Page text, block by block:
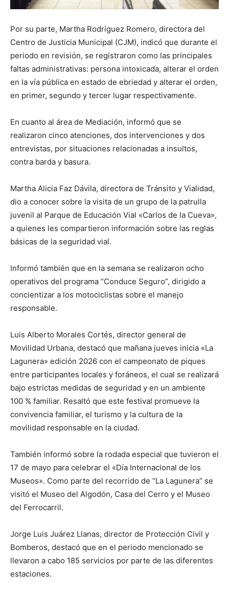
Por su parte, Martha Rodríguez Romero, directora del
Centro de Justicia Municipal (CJM), indicó que durante el
periodo en revisión, se registraron como las principales
faltas administrativas: persona intoxicada, alterar el orden
en la vía pública en estado de ebriedad y alterar el orden,
en primer, segundo y tercer lugar respectivamente.
En cuanto al área de Mediación, informó que se
realizaron cinco atenciones, dos intervenciones y dos
entrevistas, por situaciones relacionadas a insultos,
contra barda y basura.
Martha Alicia Faz Dávila, directora de Tránsito y Vialidad,
dio a conocer sobre la visita de un grupo de la patrulla
juvenil al Parque de Educación Vial «Carlos de la Cueva»,
a quienes les compartieron información sobre las reglas
básicas de la seguridad vial.
Informó también que en la semana se realizaron ocho
operativos del programa “Conduce Seguro”, dirigido a
concientizar a los motociclistas sobre el manejo
responsable.
Luis Alberto Morales Cortés, director general de
Movilidad Urbana, destacó que mañana jueves inicia «La
Lagunera» edición 2026 con el campeonato de piques
entre participantes locales y foráneos, el cual se realizará
bajo estrictas medidas de seguridad y en un ambiente
100 % familiar. Resaltó que este festival promueve la
convivencia familiar, el turismo y la cultura de la
movilidad responsable en la ciudad.
También informó sobre la rodada especial que tuvieron el
17 de mayo para celebrar el «Día Internacional de los
Museos». Como parte del recorrido de “La Lagunera” se
visitó el Museo del Algodón, Casa del Cerro y el Museo
del Ferrocarril.
Jorge Luis Juárez Llanas, director de Protección Civil y
Bomberos, destacó que en el periodo mencionado se
llevaron a cabo 185 servicios por parte de las diferentes
estaciones.